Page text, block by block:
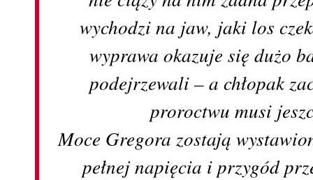
wychodzi na jaw, jaki los
wyprawa okazuje się dużo
podejrzewali – a chłopak
proroctwu musi
Moce Gregora zostają
pełnej napięcia i przygód